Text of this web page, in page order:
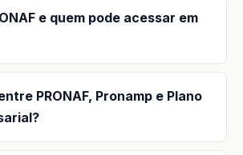
e quem pode acessar em
PRONAF, Pronamp e Plano